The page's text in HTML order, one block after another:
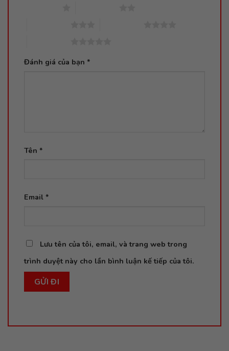
Đánh giá của bạn *
Tên *
Email *
Lưu tên của tôi, email, và trang web trong
trình duyệt này cho lần bình luận kế tiếp của tôi.